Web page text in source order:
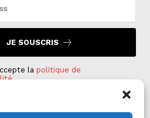
JE SOUSCRIS
la politique de
.